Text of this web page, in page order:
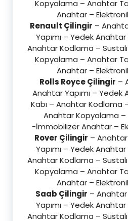
Kopyalama – Anahtar
Anahtar –
Renault Çilingir –
Yapımı – Yedek
Anahtar Kodlama –
Kopyalama – Anahtar
Anahtar –
Rolls Royce Çilingir –
Anahtar Yapımı –
Kabı – Anahtar Kodlama
Anahtar Kopyalama
-İmmobilizer Anahtar –
Rover Çilingir –
Yapımı – Yedek
Anahtar Kodlama –
Kopyalama – Anahtar
Anahtar –
Saab Çilingir –
Yapımı – Yedek
Anahtar Kodlama –